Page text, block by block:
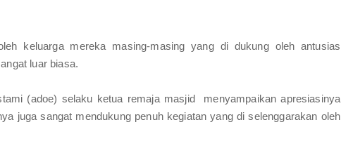
keluarga mereka masing-masing yang di dukung oleh antusias
luar biasa.
(adoe) selaku ketua remaja masjid menyampaikan apresiasinya
juga sangat mendukung penuh kegiatan yang di selenggarakan oleh